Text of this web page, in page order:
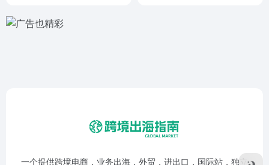
一个提供跨境电商，业务出海，外贸，进出口，国际站，独立